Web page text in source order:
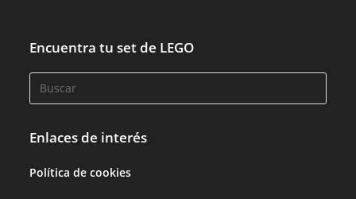
Encuentra tu set de LEGO
Enlaces de interés
Política de cookies